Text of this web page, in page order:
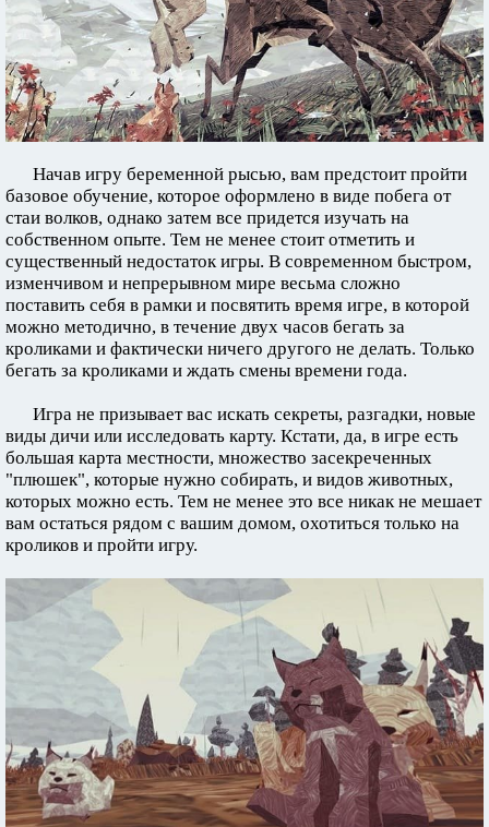
Начав игру беременной рысью, вам предстоит пройти
базовое обучение, которое оформлено в виде побега от
стаи волков, однако затем все придется изучать на
собственном опыте. Тем не менее стоит отметить и
существенный недостаток игры. В современном быстром,
изменчивом и непрерывном мире весьма сложно
поставить себя в рамки и посвятить время игре, в которой
можно методично, в течение двух часов бегать за
кроликами и фактически ничего другого не делать. Только
бегать за кроликами и ждать смены времени года.
Игра не призывает вас искать секреты, разгадки, новые
виды дичи или исследовать карту. Кстати, да, в игре есть
большая карта местности, множество засекреченных
"плюшек", которые нужно собирать, и видов животных,
которых можно есть. Тем не менее это все никак не мешает
вам остаться рядом с вашим домом, охотиться только на
кроликов и пройти игру.